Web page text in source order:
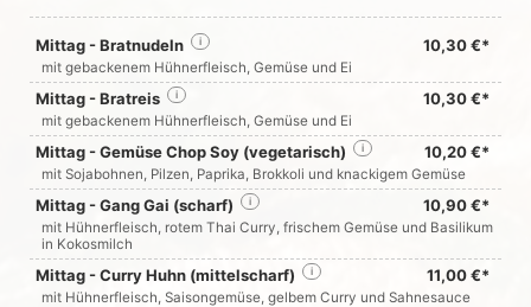
Mittag - Bratnudeln 10,30 €*
i
mit gebackenem Hühnerfleisch, Gemüse und Ei
Mittag - Bratreis 10,30 €*
i
mit gebackenem Hühnerfleisch, Gemüse und Ei
Mittag - Gemüse Chop Soy (vegetarisch) 10,20 €*
i
mit Sojabohnen, Pilzen, Paprika, Brokkoli und knackigem Gemüse
Mittag - Gang Gai (scharf) 10,90 €*
i
mit Hühnerfleisch, rotem Thai Curry, frischem Gemüse und Basilikum
in Kokosmilch
Mittag - Curry Huhn (mittelscharf) 11,00 €*
i
mit Hühnerfleisch, Saisongemüse, gelbem Curry und Sahnesauce